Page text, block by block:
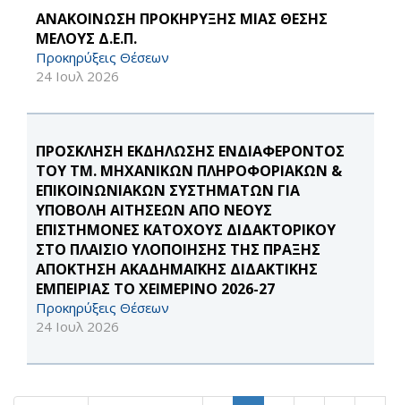
ΑΝΑΚΟΙΝΩΣΗ ΠΡΟΚΗΡΥΞΗΣ ΜΙΑΣ ΘΕΣΗΣ
ΜΕΛΟΥΣ Δ.Ε.Π.
Προκηρύξεις Θέσεων
24 Ιουλ 2026
ΠΡΟΣΚΛΗΣΗ ΕΚΔΗΛΩΣΗΣ ΕΝΔΙΑΦΕΡΟΝΤΟΣ
ΤΟΥ ΤΜ. ΜΗΧΑΝΙΚΩΝ ΠΛΗΡΟΦΟΡΙΑΚΩΝ &
ΕΠΙΚΟΙΝΩΝΙΑΚΩΝ ΣΥΣΤΗΜΑΤΩΝ ΓΙΑ
ΥΠΟΒΟΛΗ ΑΙΤΗΣΕΩΝ ΑΠΟ ΝΕΟΥΣ
ΕΠΙΣΤΗΜΟΝΕΣ ΚΑΤΟΧΟΥΣ ΔΙΔΑΚΤΟΡΙΚΟΥ
ΣΤΟ ΠΛΑΙΣΙΟ ΥΛΟΠΟΙΗΣΗΣ ΤΗΣ ΠΡΑΞΗΣ
ΑΠΟΚΤΗΣΗ ΑΚΑΔΗΜΑΪΚΗΣ ΔΙΔΑΚΤΙΚΗΣ
ΕΜΠΕΙΡΙΑΣ ΤΟ ΧΕΙΜΕΡΙΝΟ 2026-27
Προκηρύξεις Θέσεων
24 Ιουλ 2026